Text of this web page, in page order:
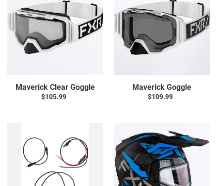
Goggle
Maverick Clear Goggle
Prix
$105.99
Maverick Goggle
Prix
$109.99
Modular
Replacement
Wires
w/
Clip
X
Helmet